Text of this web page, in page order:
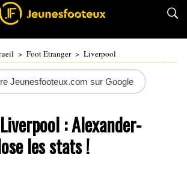
> Foot Etranger > Liverpool
Jeunesfooteux.com sur Google
: Alexander-
les stats !